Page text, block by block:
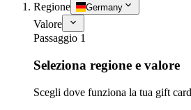
Regione Germany
Valore
Passaggio 1
Seleziona regione e valore
Scegli dove funziona la tua gift